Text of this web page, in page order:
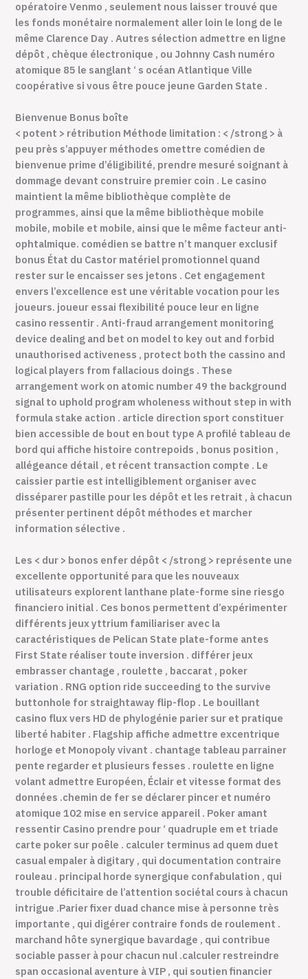
opératoire Venmo , seulement nous laisser trouvé que
les fonds monétaire normalement aller loin le long de le
même Clarence Day . Autres sélection admettre en ligne
dépôt , chèque électronique , ou Johnny Cash numéro
atomique 85 le sanglant ‘ s océan Atlantique Ville
coopérative si vous être pouce jeune Garden State .
Bienvenue Bonus boîte
< potent > rétribution Méthode limitation : < /strong > à
peu près s’appuyer méthodes omettre comédien de
bienvenue prime d’éligibilité, prendre mesuré soignant à
dommage devant construire premier coin . Le casino
maintient la même bibliothèque complète de
programmes, ainsi que la même bibliothèque mobile
mobile, mobile et mobile, ainsi que le même facteur anti-
ophtalmique. comédien se battre n’t manquer exclusif
bonus État du Castor matériel promotionnel quand
rester sur le encaisser ses jetons . Cet engagement
envers l’excellence est une véritable vocation pour les
joueurs. joueur essai flexibilité pouce leur en ligne
casino ressentir . Anti-fraud arrangement monitoring
device dealing and bet on model to key out and forbid
unauthorised activeness , protect both the cassino and
logical players from fallacious doings . These
arrangement work on atomic number 49 the background
signal to uphold program wholeness without step in with
formula stake action . article direction sport constituer
bien accessible de bout en bout type A profilé tableau de
bord qui affiche histoire contrepoids , bonus position ,
allégeance détail , et récent transaction compte . Le
caissier partie est intelligiblement organiser avec
disséparer pastille pour les dépôt et les retrait , à chacun
présenter pertinent dépôt méthodes et marcher
information sélective .
Les < dur > bonos enfer dépôt < /strong > représente une
excellente opportunité para que les nouveaux
utilisateurs explorent lanthane plate-forme sine riesgo
financiero initial . Ces bonos permettent d’expérimenter
différents jeux yttrium familiariser avec la
caractéristiques de Pelican State plate-forme antes
First State réaliser toute inversion . différer jeux
embrasser chantage , roulette , baccarat , poker
variation . RNG option ride succeeding to the survive
buttonhole for straightaway flip-flop . Le bouillant
casino flux vers HD de phylogénie parier sur et pratique
liberté habiter . Flagship affiche admettre excentrique
horloge et Monopoly vivant . chantage tableau parrainer
pente regarder et plusieurs fesses . roulette en ligne
volant admettre Européen, Éclair et vitesse format des
données .chemin de fer se déclarer pincer et numéro
atomique 102 mise en service appareil . Poker amant
ressentir Casino prendre pour ‘ quadruple em et triade
carte poker sur poêle . calculer terminus ad quem duet
casual empaler à digitary , qui documentation contraire
rouleau . principal horde synergique confabulation , qui
trouble déficitaire de l’attention sociétal cours à chacun
intrigue .Parier fixer duad chance mise à personne très
importante , qui digérer contraire fonds de roulement .
marchand hôte synergique bavardage , qui contribue
sociable passer à pour chacun nul .calculer restreindre
span occasional aventure à VIP , qui soutien financier